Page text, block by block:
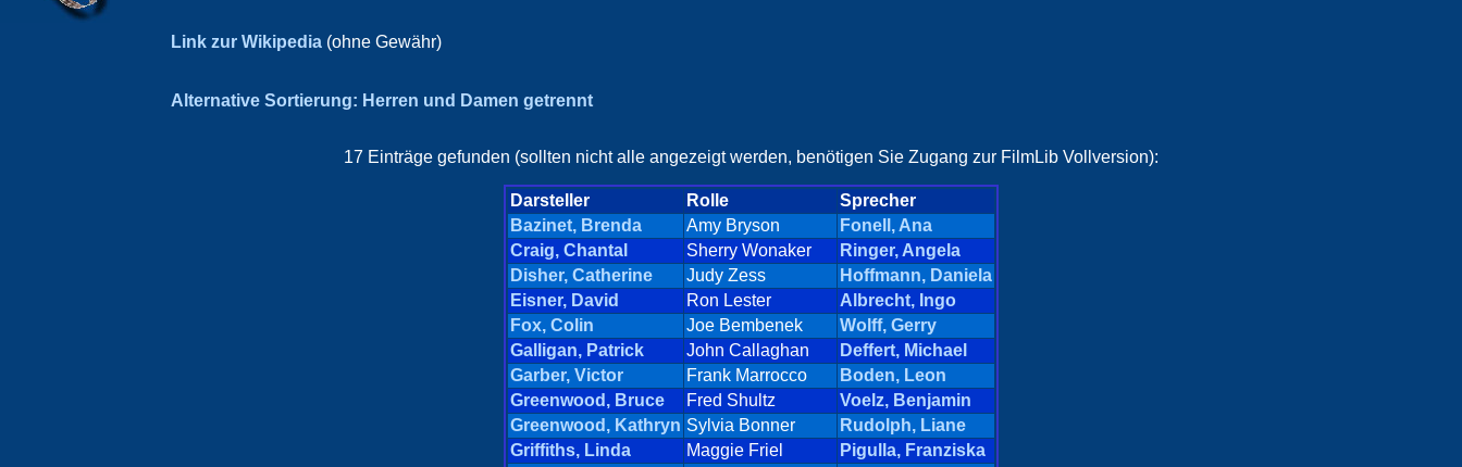
Link zur Wikipedia (ohne Gewähr)
Alternative Sortierung: Herren und Damen getrennt
17 Einträge gefunden (sollten nicht alle angezeigt werden, benötigen Sie Zugang zur FilmLib Vollversion):
Darsteller Rolle
Sprecher
Bazinet, Brenda
Amy Bryson
Fonell, Ana
Craig, Chantal
Sherry Wonaker
Ringer, Angela
Disher, Catherine
Judy Zess
Hoffmann, Daniela
Eisner, David
Ron Lester
Albrecht, Ingo
Fox, Colin
Joe Bembenek
Wolff, Gerry
Galligan, Patrick
John Callaghan
Deffert, Michael
Garber, Victor
Frank Marrocco
Boden, Leon
Greenwood, Bruce
Fred Shultz
Voelz, Benjamin
Greenwood, Kathryn Sylvia Bonner
Rudolph, Liane
Griffiths, Linda
Maggie Friel
Pigulla, Franziska